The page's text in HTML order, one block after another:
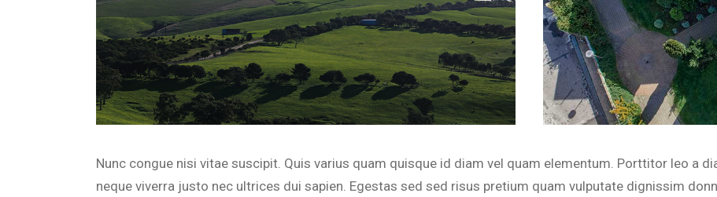
Nunc congue nisi vitae suscipit. Quis varius quam quisque id diam vel quam elementum. Porttitor leo a
neque viverra justo nec ultrices dui sapien. Egestas sed sed risus pretium quam vulputate dignissim